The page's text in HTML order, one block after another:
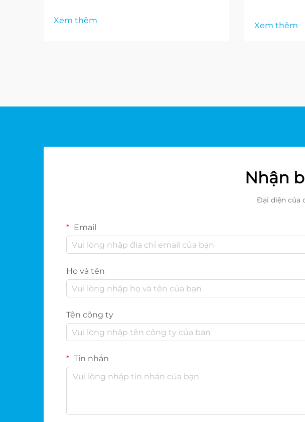
Xem thêm
Xem thêm
Nhận
Đại diện của
Email
Họ và tên
Tên công ty
Tin nhắn